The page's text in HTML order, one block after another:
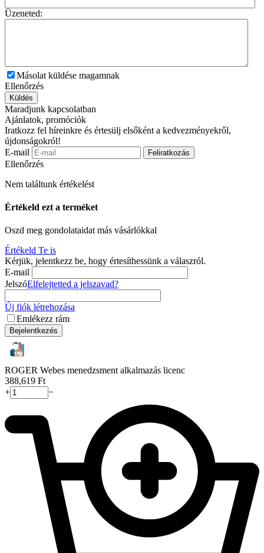
Üzeneted:
Másolat küldése magamnak
Ellenőrzés
Küldés
Maradjunk kapcsolatban
Ajánlatok, promóciók
Iratkozz fel híreinkre és értesülj elsőként a kedvezményekről,
újdonságokról!
E-mail
Feliratkozás
Ellenőrzés
Nem találtunk értékelést
Értékeld ezt a terméket
Oszd meg gondolataidat más vásárlókkal
Értékeld Te is
Kérjük, jelentkezz be, hogy értesíthessünk a válaszról.
E-mail
JelszóElfelejtetted a jelszavad?
Új fiók létrehozása
Emlékezz rám
Bejelentkezés
ROGER Webes menedzsment alkalmazás licenc
388,619 Ft
+
−